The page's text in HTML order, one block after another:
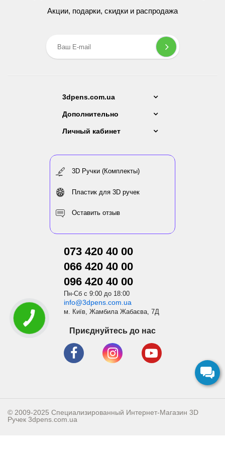
Акции, подарки, скидки и распродажа
3dpens.com.ua
Дополнительно
Личный кабинет
3D Ручки (Комплекты)
Пластик для 3D ручек
Оставить отзыв
073 420 40 00
066 420 40 00
096 420 40 00
Пн-Сб с 9:00 до 18:00
info@3dpens.com.ua
м. Київ, Жамбила Жабаєва, 7Д
Приєднуйтесь до нас
© 2009-2025 Специализированный Интернет-Магазин 3D
Ручек 3dpens.com.ua